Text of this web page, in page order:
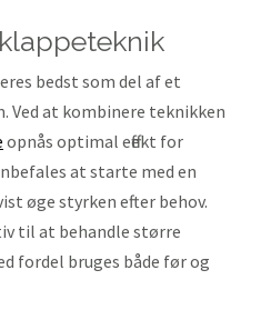
bedst som del af et
Ved at kombinere teknikken
opnås optimal effekt for
at starte med en
øge styrken efter behov.
til at behandle større
fordel bruges både før og